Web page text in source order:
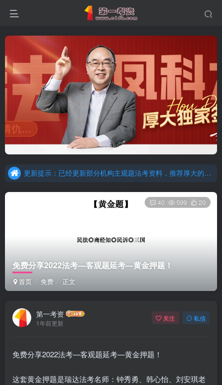
重要通知：因网站调整，现已经关闭手机号登录，请手机注册用户及时添加客服微信（微信号：dykz180），客服会协助将登陆方式更改为邮箱登录！
更新提示：已经更新部分机构主观题法考资料，推荐厚大的考点清单，高清版，特别适合学习！
免费分享2022法考—客观题延考—黄金押题！
首页 免费 正文
40 599 20
第一考资
1年前更新
关注 私信
免费分享2022法考—客观题延考—黄金押题！
这套黄金押题是瑞达法考名师​：钟秀勇、韩心怡、刘安琪老